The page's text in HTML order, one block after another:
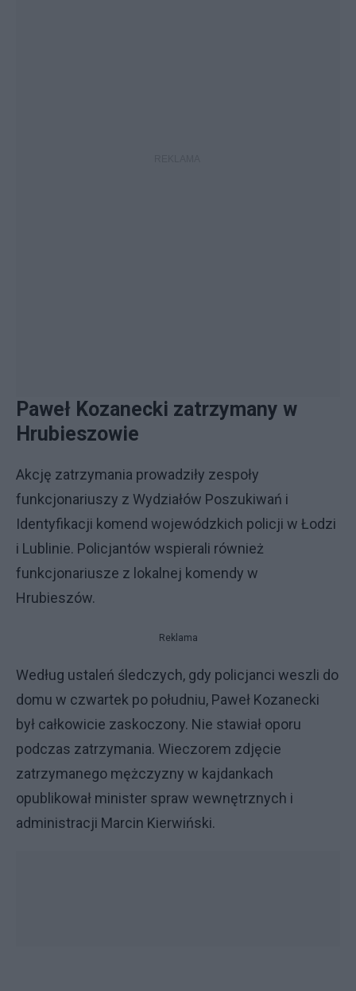
Paweł Kozanecki zatrzymany w
Hrubieszowie
Akcję zatrzymania prowadziły zespoły
funkcjonariuszy z Wydziałów Poszukiwań i
Identyfikacji komend wojewódzkich policji w Łodzi
i Lublinie. Policjantów wspierali również
funkcjonariusze z lokalnej komendy w
Hrubieszów.
Reklama
Według ustaleń śledczych, gdy policjanci weszli do
domu w czwartek po południu, Paweł Kozanecki
był całkowicie zaskoczony. Nie stawiał oporu
podczas zatrzymania. Wieczorem zdjęcie
zatrzymanego mężczyzny w kajdankach
opublikował minister spraw wewnętrznych i
administracji Marcin Kierwiński.